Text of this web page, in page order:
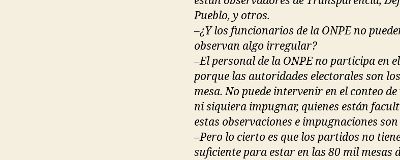
Pueblo, y otros.
–¿Y los funcionarios de la ONPE no
observan algo irregular?
–El personal de la ONPE no participa en
porque las autoridades electorales son
mesa. No puede intervenir en el conteo
ni siquiera impugnar, quienes están
estas observaciones e impugnaciones
–Pero lo cierto es que los partidos no
suficiente para estar en las 80 mil mesas